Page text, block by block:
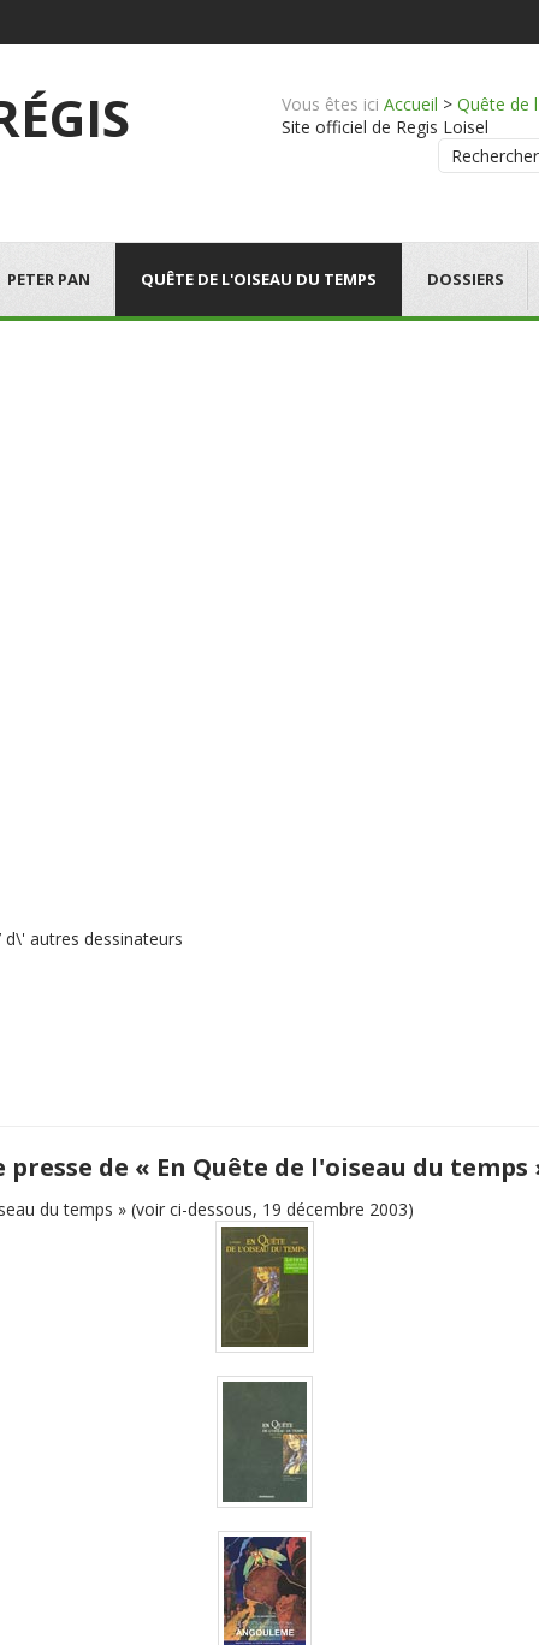
Vous êtes ici Accueil > Quête de
Site officiel de Regis Loisel
Rechercher
PETER PAN QUÊTE DE L'OISEAU DU TEMPS DOSSIERS
autres dessinateurs
presse de « En Quête de l'oiseau du temps
du temps » (voir ci-dessous, 19 décembre 2003)